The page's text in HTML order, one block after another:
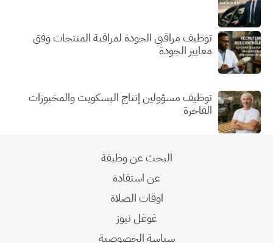
توظيف مراقبي الجودة لمراقبة المنتجات وفق
معايير الجودة
توظيف مسؤولين إنتاج البسكويت والمخبوزات
الفاخرة
البحث عن وظيفة
عن استفادة
اوقات الصلاة
غوغل نيوز
سياسة الخصوصية